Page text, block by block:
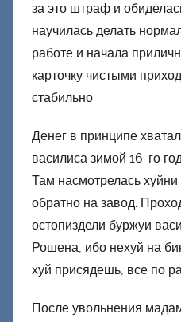
за это штраф и
научилась делать
работе и начала
карточку чистыми
стабильно.
Денег в принципе
василиса зимой 16-го
Там насмотрелась
обратно на завод.
остопиздели буржуи
Рошена, ибо нехуй на
хуй присядешь, все по
После увольнения